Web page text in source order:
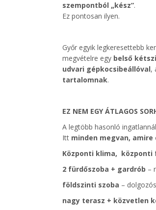
szempontból „kész”.
Ez pontosan ilyen.
Győr egyik legkeresettebb
megvételre egy belső
udvari gépkocsibeállóval,
tartalomnak.
EZ NEM EGY ÁTLAGOS
A legtöbb hasonló
Itt minden megvan,
Központi klima, központi
2 fürdőszoba + gardrób –
földszinti szoba –
nagy terasz + közvetlen